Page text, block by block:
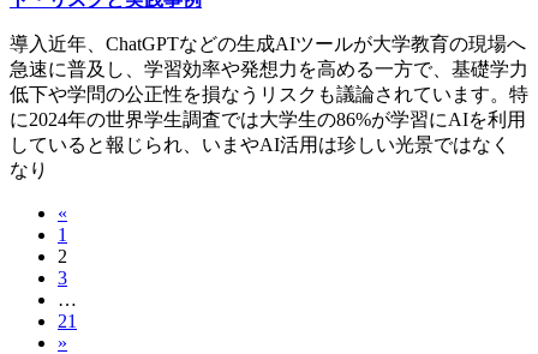
導入近年、ChatGPTなどの生成AIツールが大学教育の現場へ
急速に普及し、学習効率や発想力を高める一方で、基礎学力
低下や学問の公正性を損なうリスクも議論されています。特
に2024年の世界学生調査では大学生の86%が学習にAIを利用
していると報じられ、いまやAI活用は珍しい光景ではなく
なり
«
1
2
3
…
21
»